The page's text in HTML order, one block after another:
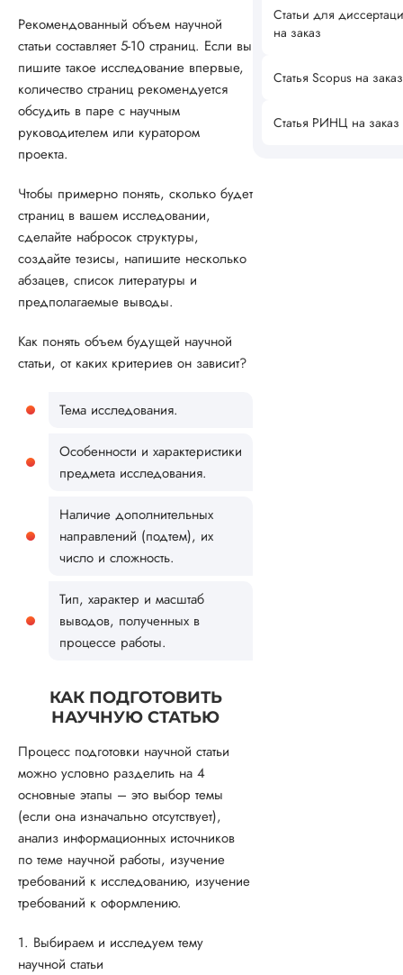
Рекомендованный объем научной
статьи составляет 5-10 страниц. Если вы
пишите такое исследование впервые,
количество страниц рекомендуется
обсудить в паре с научным
руководителем или куратором
проекта.
Чтобы примерно понять, сколько будет
страниц в вашем исследовании,
сделайте набросок структуры,
создайте тезисы, напишите несколько
абзацев, список литературы и
предполагаемые выводы.
Как понять объем будущей научной
статьи, от каких критериев он зависит?
Тема исследования.
Особенности и характеристики
предмета исследования.
Наличие дополнительных
направлений (подтем), их
число и сложность.
Тип, характер и масштаб
выводов, полученных в
процессе работы.
КАК ПОДГОТОВИТЬ
НАУЧНУЮ СТАТЬЮ
Процесс подготовки научной статьи
можно условно разделить на 4
основные этапы – это выбор темы
(если она изначально отсутствует),
анализ информационных источников
по теме научной работы, изучение
требований к исследованию, изучение
требований к оформлению.
1. Выбираем и исследуем тему
научной статьи
Статьи для
на заказ
Статья Scopus на заказ
Статья РИНЦ на заказ